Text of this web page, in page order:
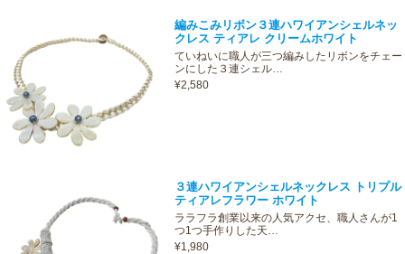
編みこみリボン３連ハワイアンシェルネッ
クレス ティアレ クリームホワイト
ていねいに職人が三つ編みしたリボンをチェー
ンにした３連シェル…
¥2,580
３連ハワイアンシェルネックレス トリプル
ティアレフラワー ホワイト
ララフラ創業以来の人気アクセ、職人さんが1
つ1つ手作りした天…
¥1,980